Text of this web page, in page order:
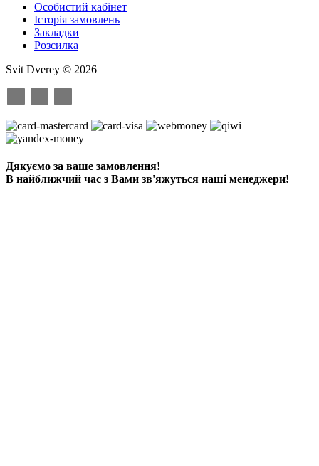
Особистий кабінет
Історія замовлень
Закладки
Розсилка
Svit Dverey © 2026
Дякуємо за ваше замовлення!
В найближчий час з Вами зв'яжуться наші менеджери!